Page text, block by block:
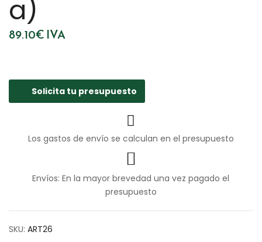
a)
89.10€ IVA
Solicita tu presupuesto
Los gastos de envío se calculan en el presupuesto
Envíos: En la mayor brevedad una vez pagado el
presupuesto
SKU: ART26